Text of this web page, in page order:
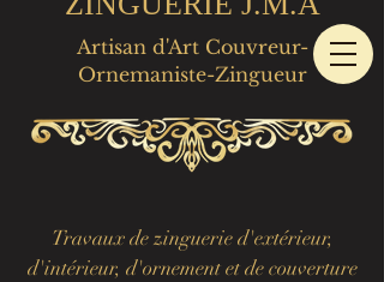
Artisan d'Art Couvreur-
Ornemaniste-Zingueur
Travaux de zinguerie d'extérieur,
d'intérieur, d'ornement et de couverture